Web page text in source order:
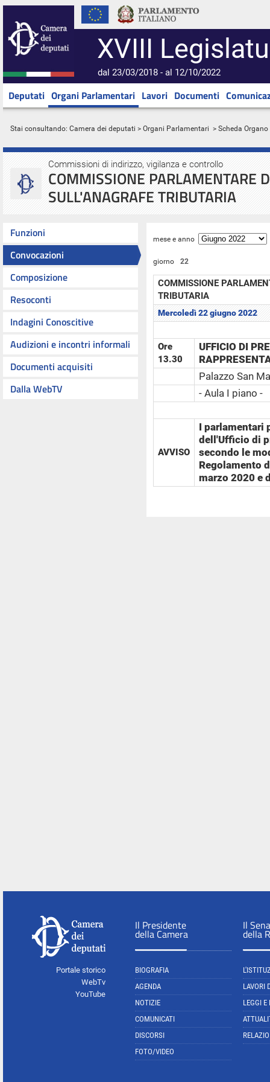
XVIII
dal 23/03/2018 - al 12/10/2022
Deputati Organi Parlamentari Lavori Documenti
Stai consultando: Camera dei deputati > Organi Parlamentari > Scheda Organo
Commissioni di indirizzo, vigilanza e controllo
COMMISSIONE PARLAMENTARE
SULL'ANAGRAFE TRIBUTARIA
Funzioni
Convocazioni
Composizione
Resoconti
Indagini Conoscitive
Audizioni e incontri informali
Documenti acquisiti
Dalla WebTV
mese e anno
giorno 22
COMMISSIONE
TRIBUTARIA
Mercoledì 22 giugno 2022
Ore
13.30
UFFICIO DI
Palazzo San
- Aula I piano -
AVVISO
I parlamentari
dell'Ufficio di
secondo le
Regolamento
marzo 2020 e
Portale storico
WebTv
YouTube
Il Presidente
della Camera
BIOGRAFIA
AGENDA
NOTIZIE
COMUNICATI
DISCORSI
FOTO/VIDEO
Il
della
LAVORI
LEGGI E